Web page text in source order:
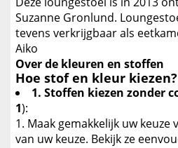
Suzanne Gronlund.
tevens verkrijgbaar als
Aiko
Over de kleuren en stoffen
Hoe stof en kleur kiezen?
1. Stoffen kiezen zonder
1):
Maak gemakkelijk uw
van uw keuze. Bekijk ze